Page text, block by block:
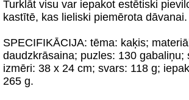
Turklāt visu var iepakot estētiski
kastītē, kas lieliski piemērota dāvanai.
SPECIFIKĀCIJA: tēma: kaķis;
daudzkrāsaina; puzles: 130 gabaliņu;
izmēri: 38 x 24 cm; svars: 118 g;
265 g.